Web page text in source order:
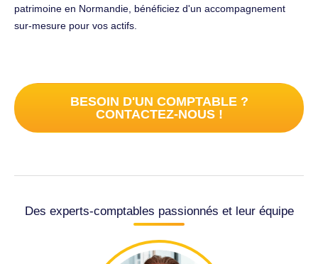
patrimoine en Normandie, bénéficiez d'un accompagnement
sur-mesure pour vos actifs.
BESOIN D'UN COMPTABLE ?
CONTACTEZ-NOUS !
Des experts-comptables passionnés et leur équipe